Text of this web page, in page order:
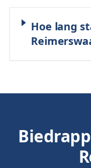
Hoe lang